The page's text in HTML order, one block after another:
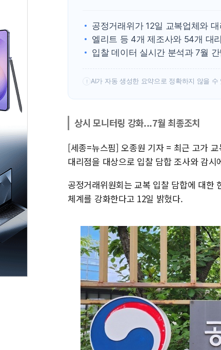
공정거래위가 12일 교복업체와
엘리트 등 4개 제조사와 54개 대
입찰 데이터 실시간 분석과 7월
! AI가 자동 생성한 요약으로 정확하지 않을 수
상시 모니터링 강화...7월 최종조치
[세종=뉴스핌] 오종원 기자 = 최근 고가
대리점을 대상으로 입찰 담합 조사와 감시
공정거래위원회는 교복 입찰 담합에 대한
체계를 강화한다고 12일 밝혔다.